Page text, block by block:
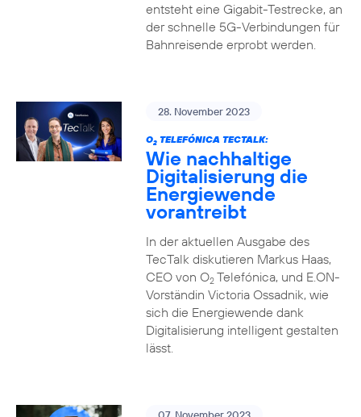
entsteht eine Gigabit-Testrecke, an
der schnelle 5G-Verbindungen für
Bahnreisende erprobt werden.
28. November 2023
O2TELEFÓNICA TECTALK:
Wie nachhaltige
Digitalisierung die
Energiewende
vorantreibt
In der aktuellen Ausgabe des
TecTalk diskutieren Markus Haas,
CEO von O2Telefónica, und E.ON-
Vorständin Victoria Ossadnik, wie
sich die Energiewende dank
Digitalisierung intelligent gestalten
lässt.